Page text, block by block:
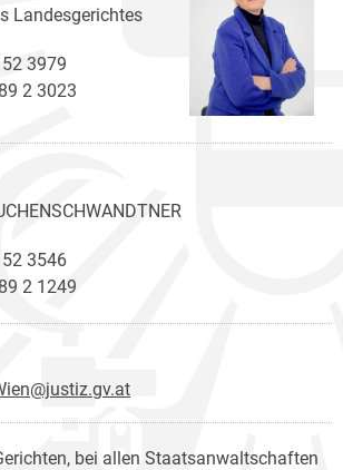
Landesgerichtes
3979
2 3023
3546
2 1249
bei allen Staatsanwaltschaften